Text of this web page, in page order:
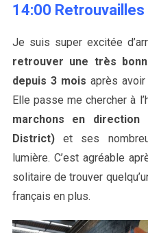
14:00 Retrouvailles
Je suis super excitée
retrouver une très
depuis 3 mois après
Elle passe me chercher à
marchons en direction
District)et ses
lumière. C’est agréable
solitaire de trouver
français en plus.